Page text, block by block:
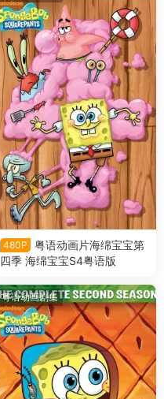
480P
粤语动画片海绵宝宝第
四季 海绵宝宝S4粤语版
粤语动画剧集